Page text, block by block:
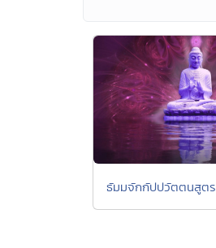
ธัมมจักกัปปวัตตนสูตร